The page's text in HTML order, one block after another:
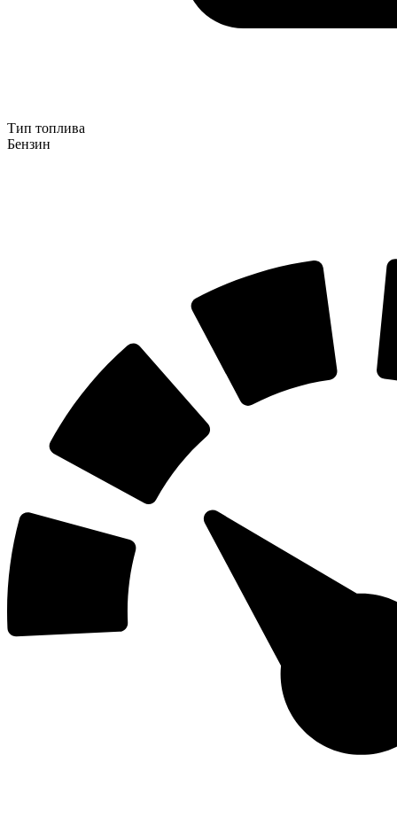
Тип топлива
Бензин